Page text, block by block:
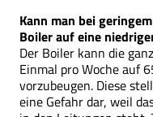
Kann man bei
Boiler auf eine
Der Boiler kann die
Einmal pro Woche auf
vorzubeugen. Diese
eine Gefahr dar, weil